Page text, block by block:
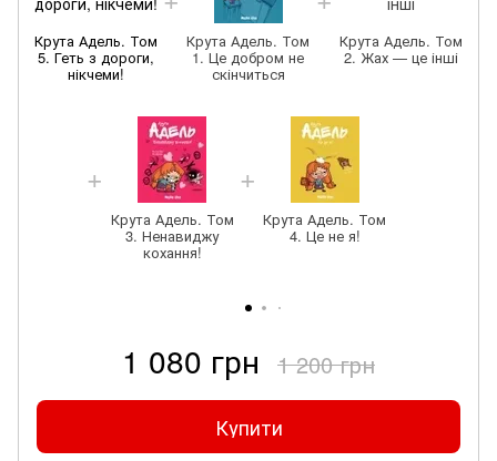
Крута Адель. Том
5. Геть з дороги,
нікчеми!
Крута Адель. Том
1. Це добром не
скінчиться
Крута Адель. Том
2. Жах — це інші
Крута Адель. Том
3. Ненавиджу
кохання!
Крута Адель. Том
4. Це не я!
1 080 грн 1 200 грн
Купити